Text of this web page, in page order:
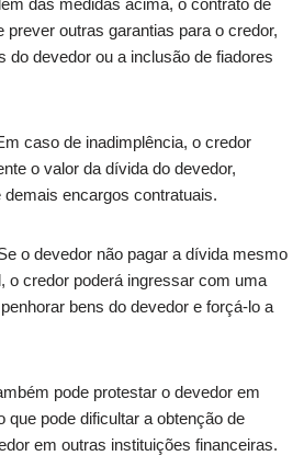
das medidas acima, o contrato de
prever outras garantias para o credor,
do devedor ou a inclusão de fiadores
caso de inadimplência, o credor
o valor da dívida do devedor,
encargos contratuais.
o devedor não pagar a dívida mesmo
o credor poderá ingressar com uma
bens do devedor e forçá-lo a
pode protestar o devedor em
que pode dificultar a obtenção de
em outras instituições financeiras.